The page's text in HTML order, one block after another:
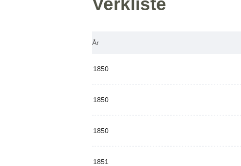
År
1850
1850
1850
1851